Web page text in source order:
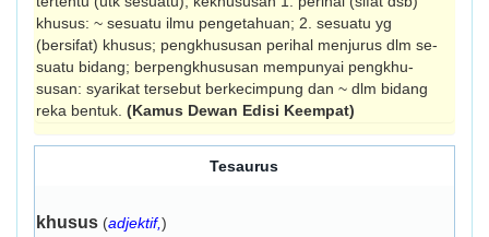
khusus: ~ sesuatu ilmu pengetahuan; 2. sesuatu yg
(bersifat) khusus; pengkhususan perihal menjurus dlm se­
suatu bidang; berpengkhususan mempunyai pengkhu­
susan: syarikat tersebut berkecimpung dan ~ dlm bidang
reka bentuk. (Kamus Dewan Edisi Keempat)
Tesaurus
khusus (adjektif,)